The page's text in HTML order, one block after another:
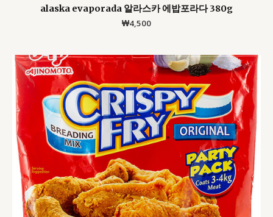
alaska evaporada 알라스카 에밥포라다 380g
₩4,500